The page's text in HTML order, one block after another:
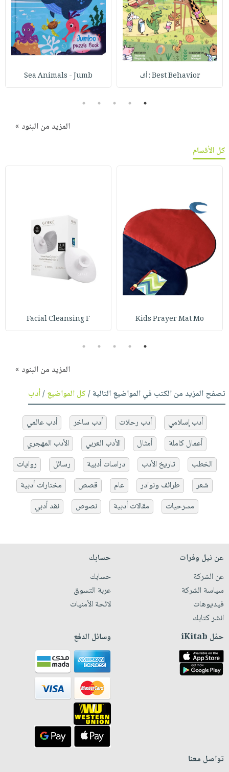
Best Behavior : أف Sea Animals - Jumb
1
2
3
4
5
المزيد من البنود »
كل الأقسام
Kids Prayer Mat Mo
Facial Cleansing F
1
2
3
4
5
المزيد من البنود »
تصفح المزيد من الكتب في المواضيع التالية /كل المواضيع/أدب
أدب إسلامي أدب رحلات أدب ساخر
أدب عالمي
أعمال كاملة
أمثال الأدب العربي
الأدب المهجري
الخطب
تاريخ الأدب دراسات أدبية رسائل
روايات
شعر
طرائف ونوادر عام قصص
مختارات أدبية
مسرحيات
مقالات أدبية نصوص نقد أدبي
عن نيل وفرات
عن الشركة
سياسة الشركة
فيديوهات
انشر كتابك
حسابك
حسابك
عربة التسوق
لائحة الأمنيات
حمّل iKitab وسائل الدفع
تواصل معنا